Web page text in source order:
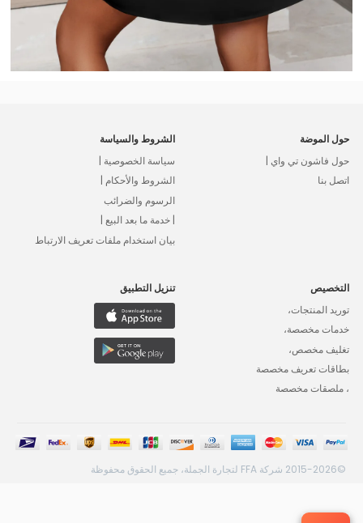
حول الموضة
حول فاشون تي واي |
اتصل بنا
الشروط والسياسة
سياسة الخصوصية |
الشروط والأحكام |
الرسوم والضرائب
| خدمة ما بعد البيع |
بيان استخدام ملفات تعريف الارتباط
التخصيص
توريد المنتجات،
خدمات مخصصة،
تغليف مخصص،
بطاقات تعريف مخصصة
، ملصقات مخصصة
تنزيل التطبيق
©2015-2026 شركة FFA لتجارة الجملة، جميع الحقوق محفوظة